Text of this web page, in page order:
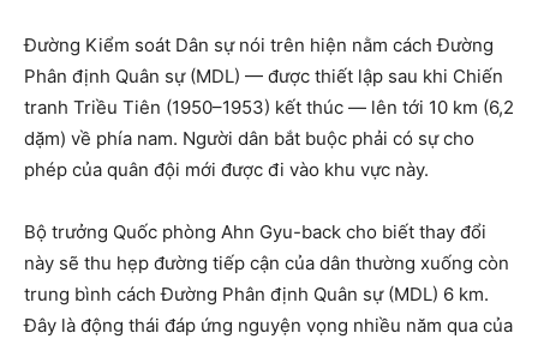
Đường Kiểm soát Dân sự nói trên hiện nằm cách Đường
Phân định Quân sự (MDL) — được thiết lập sau khi Chiến
tranh Triều Tiên (1950–1953) kết thúc — lên tới 10 km (6,2
dặm) về phía nam. Người dân bắt buộc phải có sự cho
phép của quân đội mới được đi vào khu vực này.
Bộ trưởng Quốc phòng Ahn Gyu-back cho biết thay đổi
này sẽ thu hẹp đường tiếp cận của dân thường xuống còn
trung bình cách Đường Phân định Quân sự (MDL) 6 km.
Đây là động thái đáp ứng nguyện vọng nhiều năm qua của